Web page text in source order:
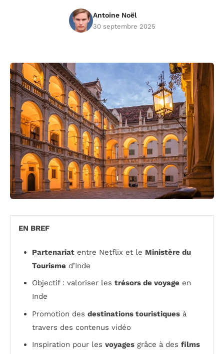
Antoine Noël
30 septembre 2025
EN BREF
Partenariat entre Netflix et le Ministère du
Tourisme d’Inde
Objectif : valoriser les trésors de voyage en
Inde
Promotion des destinations touristiques à
travers des contenus vidéo
Inspiration pour les voyages grâce à des films